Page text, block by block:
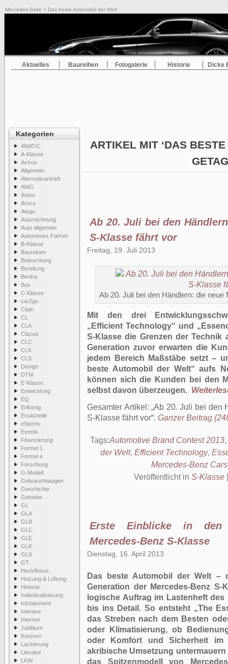
Mercedes-Seite > Das beste Automobil der Welt
Aktuelles Baureihen Fotogalerie Historie Dicke
Kategorien
4MATIC
A-Klasse
Actros
Allgemein
Alternativantrieb
AMG
Antos
Arocs
Atego
Auszeichnung
Auto allgemein
Autonomes Fahren
B-Klasse
Baureihen
Beleuchtung
Bereifung
Bertha
Bus
C-Klasse
car2go
Citan
CL
CLA
Classic
CLC
CLK
CLS
Design
DTM
E-Klasse
Entwicklung
EQ
Erlkönig
Ersatzteile
eSports
Events
Finanzierung
Formel 1
Formel e
Forschung
G-Modell
Gebrauchtwagen
Geschichte
Getriebe
GL
GLA
GLB
GLC
GLE
GLK
GLS
GT
Heckflosse
Heizung & Lüftung
Historie
Individualisierung
Infotainment
Interieur
Internet
Jubiläum
Konzern
Lackierung
Literatur
LKW
ARTIKEL MIT ‘DAS
Ab 20. Juli bei den
S-Klasse fährt vor
Freitag, 19. Juli 2013
Ab 20. Juli bei den Händlern: die
Mit den drei
„Efficient Technology“ und
S-Klasse die Grenzen der Technik
Generation zuvor erwarten die
jedem Bereich Maßstäbe setzt –
beste Automobil der Welt“ aufs
können sich die Kunden bei den
selbst davon überzeugen.
Gesamter Artikel: Ab 20. Juli bei den
S-Klasse fährt vor . Ganzer Beitrag
Tags:Automotive Brand Contest 2013,
der Welt, Efficient Technology,
Mercedes-Benz Cars
Veröffentlicht in S-Klasse
Erste Einblicke in den
Mercedes-Benz S-Klasse
Dienstag, 16. April 2013
Das beste Automobil der Welt –
Generation der Mercedes-Benz
logische Auftrag im Lastenheft
bis ins Detail. So entsteht „The
das Streben nach dem Besten
oder Klimatisierung, ob
oder Komfort und Sicherheit
akribische Umsetzung
das Spitzenmodell von